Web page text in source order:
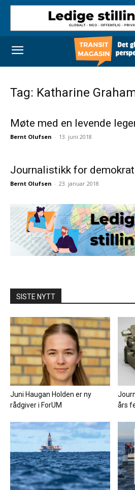
Tag: Katharine
Møte med en levende
Bernt Olufsen - 13. juni 2018
Journalistikk for
Bernt Olufsen - 23. januar 2018
SISTE NYTT
Juni Haugan Holden er ny
rådgiver i ForUM
års